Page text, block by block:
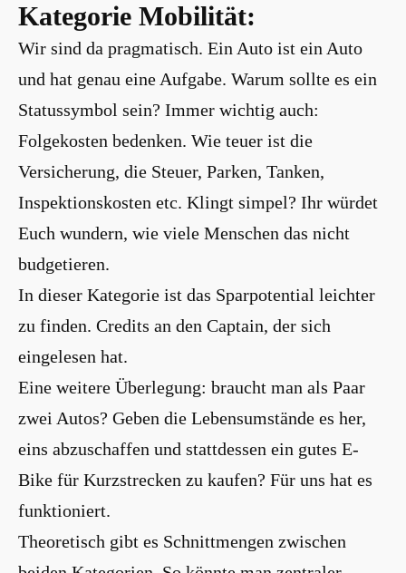
Kategorie Mobilität:
Wir sind da pragmatisch. Ein Auto ist ein Auto
und hat genau eine Aufgabe. Warum sollte es ein
Statussymbol sein? Immer wichtig auch:
Folgekosten bedenken. Wie teuer ist die
Versicherung, die Steuer, Parken, Tanken,
Inspektionskosten etc. Klingt simpel? Ihr würdet
Euch wundern, wie viele Menschen das nicht
budgetieren.
In dieser Kategorie ist das Sparpotential leichter
zu finden. Credits an den Captain, der sich
eingelesen hat.
Eine weitere Überlegung: braucht man als Paar
zwei Autos? Geben die Lebensumstände es her,
eins abzuschaffen und stattdessen ein gutes E-
Bike für Kurzstrecken zu kaufen? Für uns hat es
funktioniert.
Theoretisch gibt es Schnittmengen zwischen